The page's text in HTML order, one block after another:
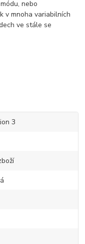
nebo
v mnoha variabilních
ve stále se
3